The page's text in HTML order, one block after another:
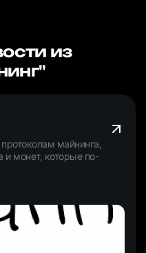
из
майнинга,
и монет, которые по-